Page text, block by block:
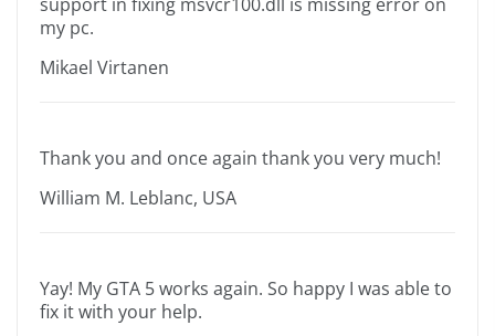
my pc.
Mikael Virtanen
Thank you and once again thank you very much!
William M. Leblanc, USA
Yay! My GTA 5 works again. So happy I was able to
fix it with your help.